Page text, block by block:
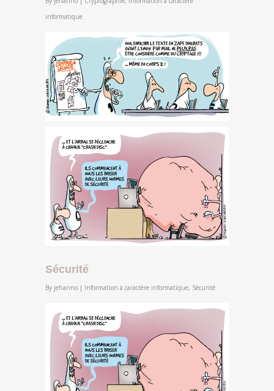
informatique
Sécurité
By jehanno | Information à caractère informatique, Sécurité